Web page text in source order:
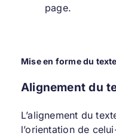
page.
Mise en forme du texte
Alignement du
L’alignement du
l’orientation de